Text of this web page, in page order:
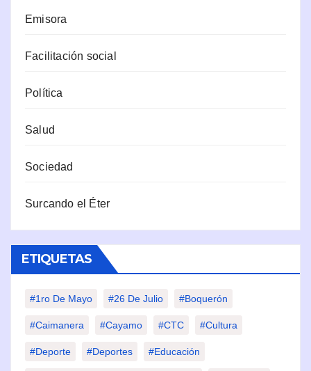
Emisora
Facilitación social
Política
Salud
Sociedad
Surcando el Éter
ETIQUETAS
#1ro De Mayo #26 De Julio #Boquerón
#Caimanera #Cayamo #CTC #Cultura
#Deporte #deportes #Educación